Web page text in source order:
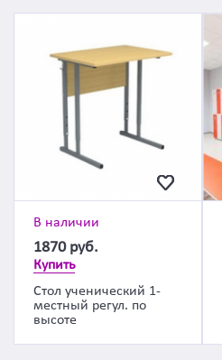
В наличии
1870 руб.
Купить
Стол ученический 1-
местный регул. по
высоте